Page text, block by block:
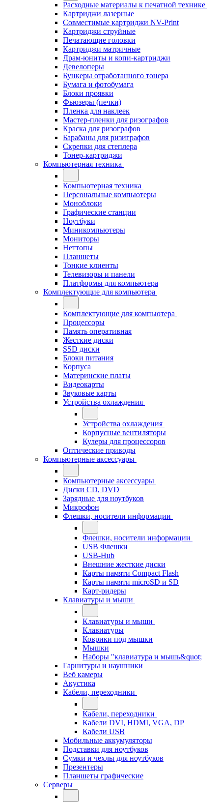
Расходные материалы к печатной технике
Картриджи лазерные
Совместимые картриджи NV-Print
Картриджи струйные
Печатающие головки
Картриджи матричные
Драм-юниты и копи-картриджи
Девелоперы
Бункеры отработанного тонера
Бумага и фотобумага
Блоки проявки
Фьюзеры (печки)
Пленка для наклеек
Мастер-пленки для ризографов
Краска для ризографов
Барабаны для ризиграфов
Скрепки для степлера
Тонер-картриджи
Компьютерная техника
Компьютерная техника
Персональные компьютеры
Моноблоки
Графические станции
Ноутбуки
Миникомпьютеры
Мониторы
Неттопы
Планшеты
Тонкие клиенты
Телевизоры и панели
Платформы для компьютера
Комплектующие для компьютера
Комплектующие для компьютера
Процессоры
Память оперативная
Жесткие диски
SSD диски
Блоки питания
Корпуса
Материнские платы
Видеокарты
Звуковые карты
Устройства охлаждения
Устройства охлаждения
Корпусные вентиляторы
Кулеры для процессоров
Оптические приводы
Компьютерные аксессуары
Компьютерные аксессуары
Диски CD, DVD
Зарядные для ноутбуков
Микрофон
Флешки, носители информации
Флешки, носители информации
USB Флешки
USB-Hub
Внешние жесткие диски
Карты памяти Compact Flash
Карты памяти microSD и SD
Карт-ридеры
Клавиатуры и мыши
Клавиатуры и мыши
Клавиатуры
Коврики под мышки
Мышки
Наборы "клавиатура и мышь&quot;
Гарнитуры и наушники
Веб камеры
Акустика
Кабели, переходники
Кабели, переходники
Кабели DVI, HDMI, VGA, DP
Кабели USB
Мобильные аккумуляторы
Подставки для ноутбуков
Сумки и чехлы для ноутбуков
Презентеры
Планшеты графические
Серверы